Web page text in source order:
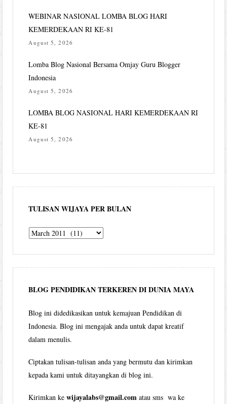
WEBINAR NASIONAL LOMBA BLOG HARI
KEMERDEKAAN RI KE-81
August 5, 2026
Lomba Blog Nasional Bersama Omjay Guru Blogger
Indonesia
August 5, 2026
LOMBA BLOG NASIONAL HARI KEMERDEKAAN RI
KE-81
August 5, 2026
TULISAN WIJAYA PER BULAN
Tulisan
per
bulan
BLOG PENDIDIKAN TERKEREN DI DUNIA MAYA
Blog ini didedikasikan untuk kemajuan Pendidikan di
Indonesia. Blog ini mengajak anda untuk dapat kreatif
dalam menulis.
Ciptakan tulisan-tulisan anda yang bermutu dan kirimkan
kepada kami untuk ditayangkan di blog ini.
Kirimkan kewijayalabs@gmail.com atau sms wa ke